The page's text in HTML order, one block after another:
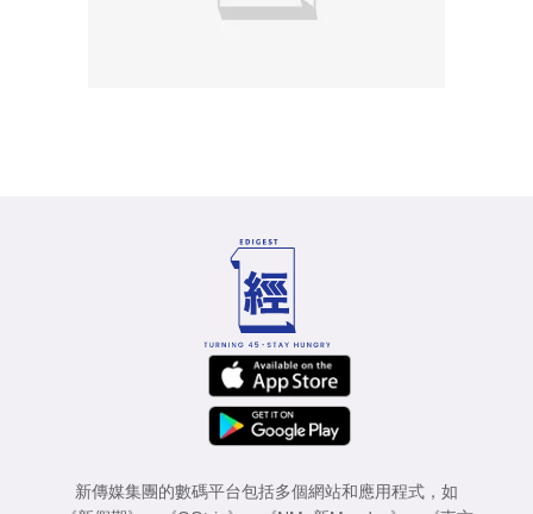
新傳媒集團的數碼平台包括多個網站和應用程式，如